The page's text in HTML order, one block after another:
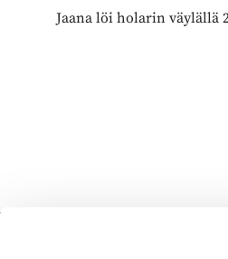
Jaana löi holarin väylällä